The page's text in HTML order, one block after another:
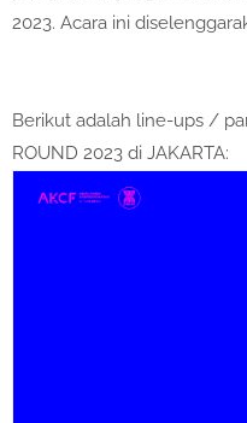
2023. Acara ini
Berikut adalah line-ups /
ROUND 2023 di JAKARTA: